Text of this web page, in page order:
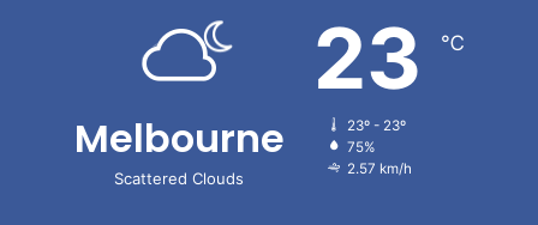
Melbourne
Scattered Clouds
23 ℃
23º - 23º
75%
2.57 km/h